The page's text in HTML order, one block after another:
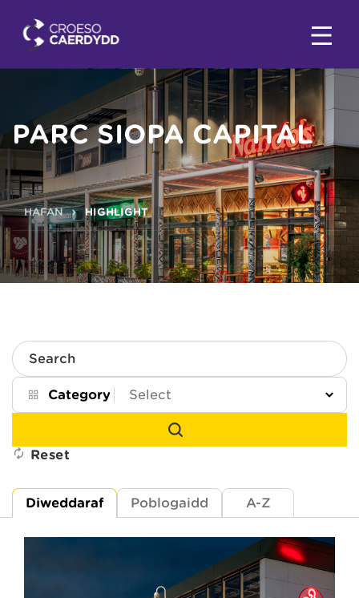
PARC SIOPA CAPITAL
HAFAN HIGHLIGHT
Search
Category
Reset
Diweddaraf Poblogaidd A-Z